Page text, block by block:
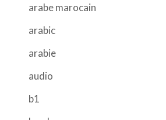
arabe marocain
arabic
arabie
audio
b1